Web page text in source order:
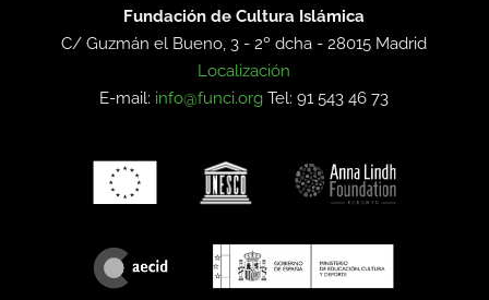
Fundación de Cultura Islámica
C/ Guzmán el Bueno, 3 - 2º dcha -28015 Madrid
Localización
E-mail: info@funci.org Tel: 91 543 46 73